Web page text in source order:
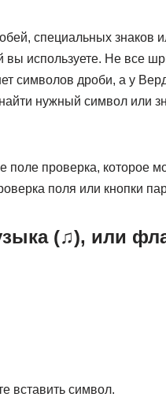
специальных знаков
вы используете. Не все
символов дроби, а у
нужный символ или
проверка, которое
поля или кнопки
(♫), или
вставить символ.